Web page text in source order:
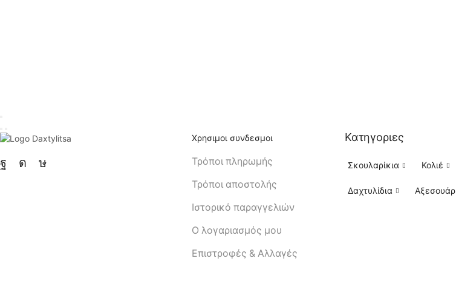
Χρησιμοι συνδεσμοι
Τρόποι πληρωμής
Τρόποι αποστολής
Ιστορικό παραγγελιών
Ο λογαριασμός μου
Eπιστροφές & Αλλαγές
Κατηγοριες
Σκουλαρίκια Κολιέ
Δαχτυλίδια Αξεσουάρ